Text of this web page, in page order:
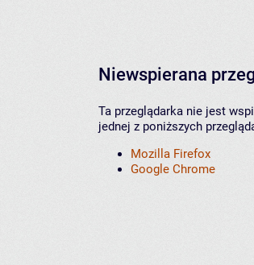
Niewspierana
Ta przeglądarka nie jest
jednej z poniższych
Mozilla Firefox
Google Chrome